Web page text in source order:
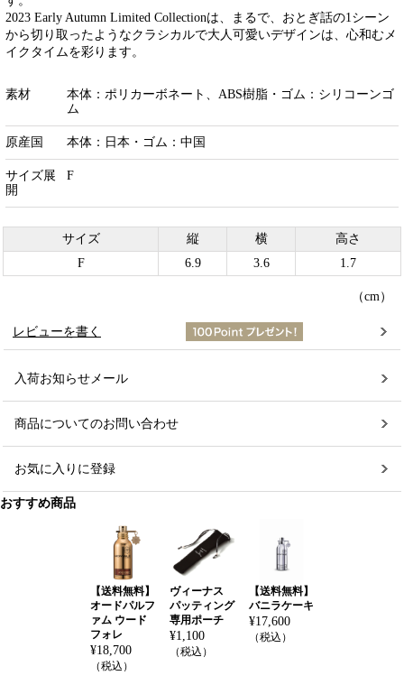
2023 Early Autumn Limited Collectionは、まるで、おとぎ話の1シーン
から切り取ったようなクラシカルで大人可愛いデザインは、心和むメ
イクタイムを彩ります。
素材
本体：ポリカーボネート、ABS樹脂・ゴム：シリコーンゴ
ム
原産国 本体：日本・ゴム：中国
サイズ展
開
F
サイズ 縦 横
高さ
F
6.9 3.6 1.7
（cm）
レビューを書く
入荷お知らせメール
商品についてのお問い合わせ
お気に入りに登録
おすすめ商品
【送料無料】
オードパルフ
ァム ウード
フォレ
¥18,700
（税込）
ヴィーナス
パッティング
専用ポーチ
¥1,100
（税込）
【送料無料】
バニラケーキ
¥17,600
（税込）